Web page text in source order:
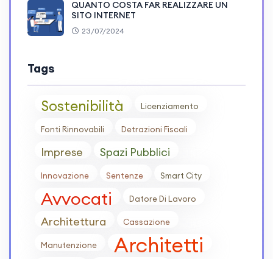
QUANTO COSTA FAR REALIZZARE UN
SITO INTERNET
23/07/2024
Tags
Sostenibilità Licenziamento
Fonti Rinnovabili Detrazioni Fiscali
Imprese Spazi Pubblici
Innovazione Sentenze Smart City
Avvocati Datore Di Lavoro
Architettura Cassazione
Manutenzione Architetti